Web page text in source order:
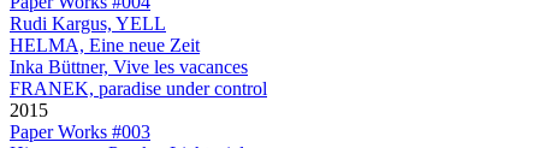
Rudi Kargus, YELL
HELMA, Eine neue Zeit
Inka Büttner, Vive les vacances
FRANEK, paradise under control
2015
Paper Works #003